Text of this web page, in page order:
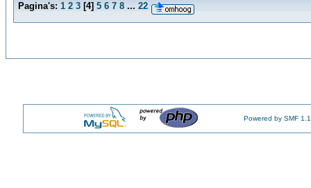
Pagina's: 1 2 3 [4] 5 6 7 8 ... 22
Powered by SMF